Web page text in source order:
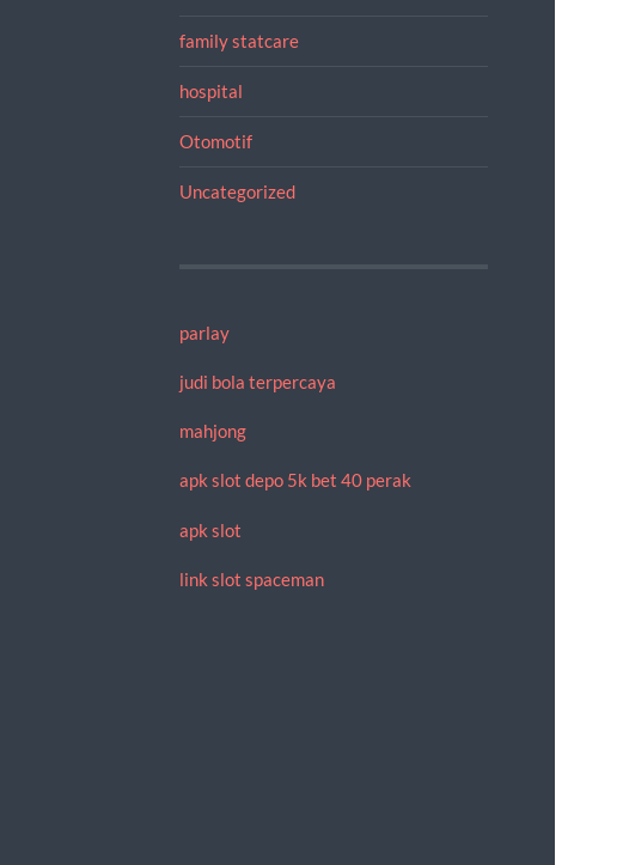
family statcare
hospital
Otomotif
Uncategorized
parlay
judi bola terpercaya
mahjong
apk slot depo 5k bet 40 perak
apk slot
link slot spaceman